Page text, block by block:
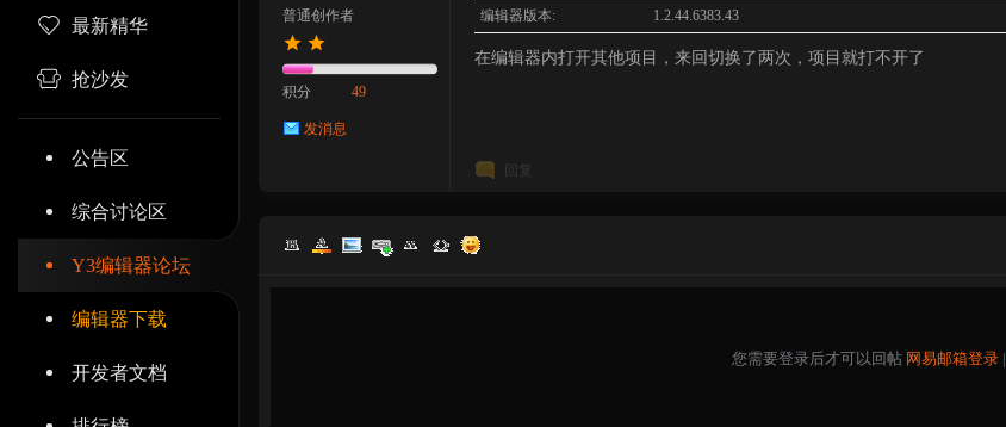
最新精华
抢沙发
公告区
综合讨论区
Y3编辑器论坛
编辑器下载
开发者文档
普通创作者
积分 49
发消息
编辑器版本: 1.2.44.6383.43
在编辑器内打开其他项目，来回切换了两次，项目就打不开了
回复
您需要登录后才可以回帖 网易邮箱登录|